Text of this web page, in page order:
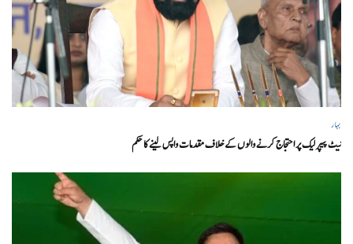
بہار
نیٹ پیپر لیک پر احتجاج کرنے والوں کے خلاف مقدمات واپس لینے کا حکم